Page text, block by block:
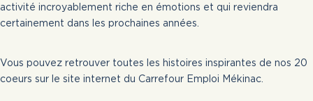
activité incroyablement riche en émotions et qui reviendra
certainement dans les prochaines années.
Vous pouvez retrouver toutes les histoires inspirantes de nos 20
coeurs sur le site internet du Carrefour Emploi Mékinac.